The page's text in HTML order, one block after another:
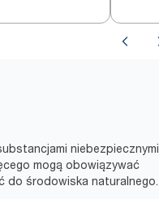
niebezpiecznymi
mogą obowiązywać
do środowiska naturalnego.